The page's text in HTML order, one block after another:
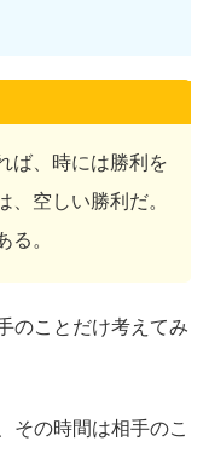
ば、時には勝利を
空しい勝利だ。
。
のことだけ考えてみ
その時間は相手のこ